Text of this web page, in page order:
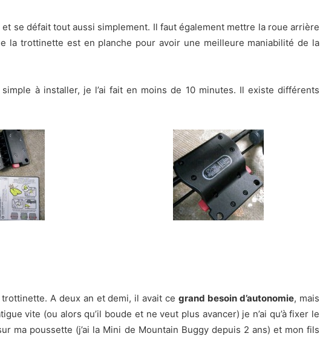
se défait tout aussi simplement. Il faut également mettre la roue arrière
la trottinette est en planche pour avoir une meilleure maniabilité de la
à installer, je l’ai fait en moins de 10 minutes. Il existe différents
A deux an et demi, il avait cegrand besoin d’autonomie, mais
vite (ou alors qu’il boude et ne veut plus avancer) je n’ai qu’à fixer le
ma poussette (j’ai la Mini de Mountain Buggy depuis 2 ans) et mon fils